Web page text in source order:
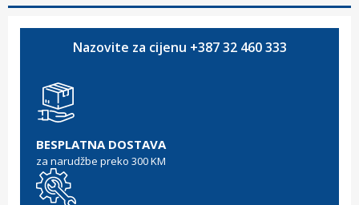
Nazovite za cijenu +387 32 460 333
BESPLATNA DOSTAVA
za narudžbe preko 300 KM